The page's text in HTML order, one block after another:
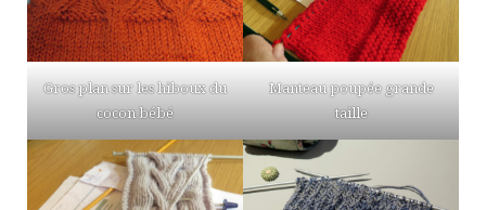
Gros plan sur les hiboux du
cocon bébé
Manteau poupée grande
taille